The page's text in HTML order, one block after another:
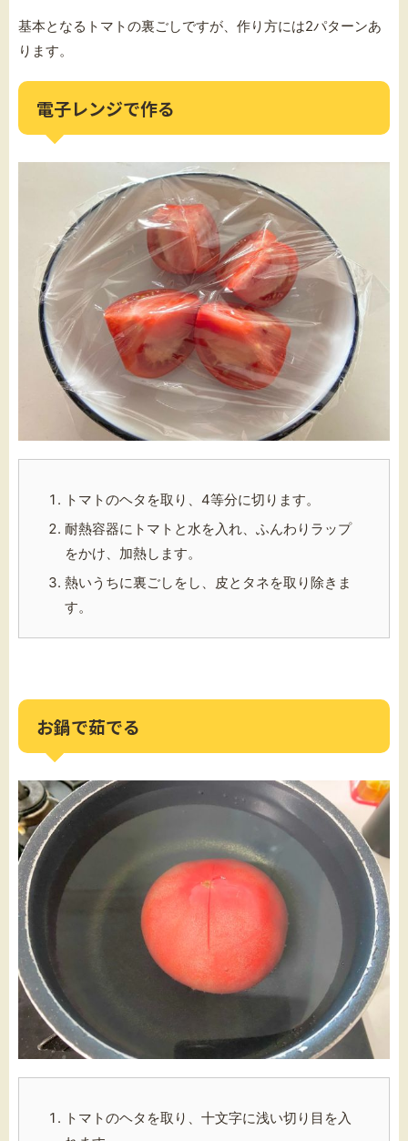
基本となるトマトの裏ごしですが、作り方には2パターンあ
ります。
電子レンジで作る
トマトのヘタを取り、4等分に切ります。
耐熱容器にトマトと水を入れ、ふんわりラップ
をかけ、加熱します。
熱いうちに裏ごしをし、皮とタネを取り除きま
す。
お鍋で茹でる
トマトのヘタを取り、十文字に浅い切り目を入